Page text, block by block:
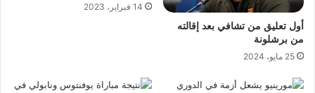
أول تعليق من تشافي بعد إقالته
من برشلونة
25 مايو، 2024
14 فبراير، 2023